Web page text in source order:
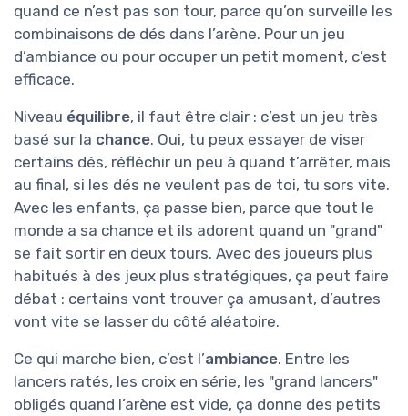
quand ce n’est pas son tour, parce qu’on surveille les
combinaisons de dés dans l’arène. Pour un jeu
d’ambiance ou pour occuper un petit moment, c’est
efficace.
Niveau équilibre, il faut être clair : c’est un jeu très
basé sur la chance. Oui, tu peux essayer de viser
certains dés, réfléchir un peu à quand t’arrêter, mais
au final, si les dés ne veulent pas de toi, tu sors vite.
Avec les enfants, ça passe bien, parce que tout le
monde a sa chance et ils adorent quand un "grand"
se fait sortir en deux tours. Avec des joueurs plus
habitués à des jeux plus stratégiques, ça peut faire
débat : certains vont trouver ça amusant, d’autres
vont vite se lasser du côté aléatoire.
Ce qui marche bien, c’est l’ambiance. Entre les
lancers ratés, les croix en série, les "grand lancers"
obligés quand l’arène est vide, ça donne des petits